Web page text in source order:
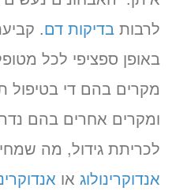
לרבות בדיקות דם.
באופן ספציפי לכל
מקרים בהם די בטיפול
ומקרים אחרים בהם
לכריתת גידול, מה
אנדוקרינולוג או